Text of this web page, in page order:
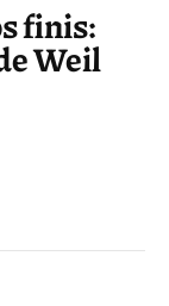
finis:
Weil